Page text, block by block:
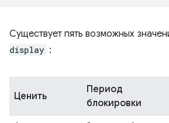
Существует пять возможных
display :
Ценить
Период
блокировки